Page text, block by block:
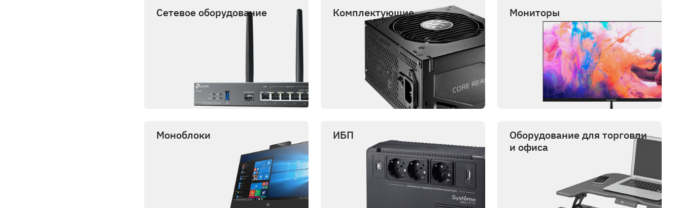
Сетевое оборудование Комплектующие Мониторы
Моноблоки ИБП
Оборудование для торговли
и офиса